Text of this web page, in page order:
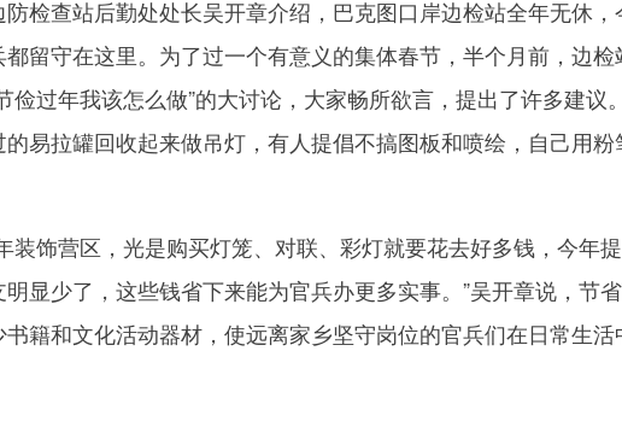
查站后勤处处长吴开章介绍，巴克图口岸边检站全年无休，
留守在这里。为了过一个有意义的集体春节，半个月前，边检
俭过年我该怎么做”的大讨论，大家畅所欲言，提出了许多建议
的易拉罐回收起来做吊灯，有人提倡不搞图板和喷绘，自己用粉
饰营区，光是购买灯笼、对联、彩灯就要花去好多钱，今年
显少了，这些钱省下来能为官兵办更多实事。”吴开章说，节
籍和文化活动器材，使远离家乡坚守岗位的官兵们在日常生活